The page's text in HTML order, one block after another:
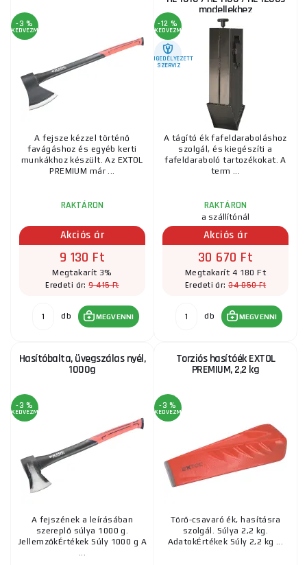
-3 %
KEDVEZMÉNY
A fejsze kézzel történő
favágáshoz és egyéb kerti
munkákhoz készült. Az EXTOL
PREMIUM már ...
RAKTÁRON
Akciós ár
9 130 Ft
Megtakarít 3%
Eredeti ár:9 415 Ft
db MEGVENNI
modellekhez
-12 %
KEDVEZMÉNY
ENGEDÉLYEZETT
SZERVIZ
A tágító ék fafeldaraboláshoz
szolgál, és kiegészíti a
fafeldaraboló tartozékokat. A
term ...
RAKTÁRON
a szállítónál
Akciós ár
30 670 Ft
Megtakarít 4 180 Ft
Eredeti ár:34 850 Ft
db MEGVENNI
Hasítóbalta, üvegszálas nyél,
1000g
-3 %
KEDVEZMÉNY
A fejszének a leírásában
szereplő súlya 1000 g.
JellemzőkÉrtékek Súly 1000 g A
...
Torziós hasítóék EXTOL
PREMIUM, 2,2 kg
-3 %
KEDVEZMÉNY
Törő-csavaró ék, hasításra
szolgál. Súlya 2,2 kg.
AdatokÉrtékek Súly 2,2 kg ...